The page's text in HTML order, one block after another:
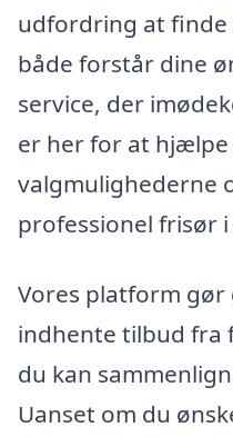
udfordring at
både forstår dine
service, der
er her for at hjælpe
valgmulighederne
professionel frisør
Vores platform
indhente tilbud fra
du kan
Uanset om du